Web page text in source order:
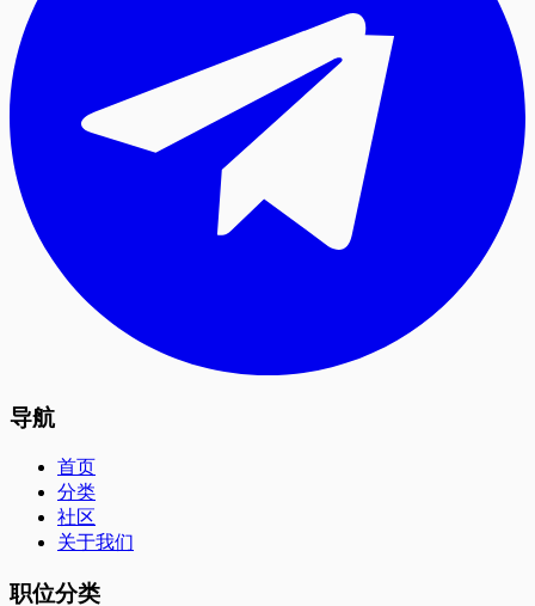
导航
首页
分类
社区
关于我们
职位分类